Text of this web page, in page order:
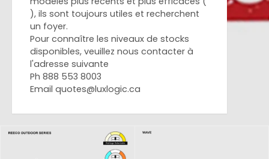
), ils sont toujours utiles et recherchent
un foyer.
Pour connaître les niveaux de stocks
disponibles, veuillez nous contacter à
l'adresse suivante
Ph 888 553 8003
Email quotes@luxlogic.ca